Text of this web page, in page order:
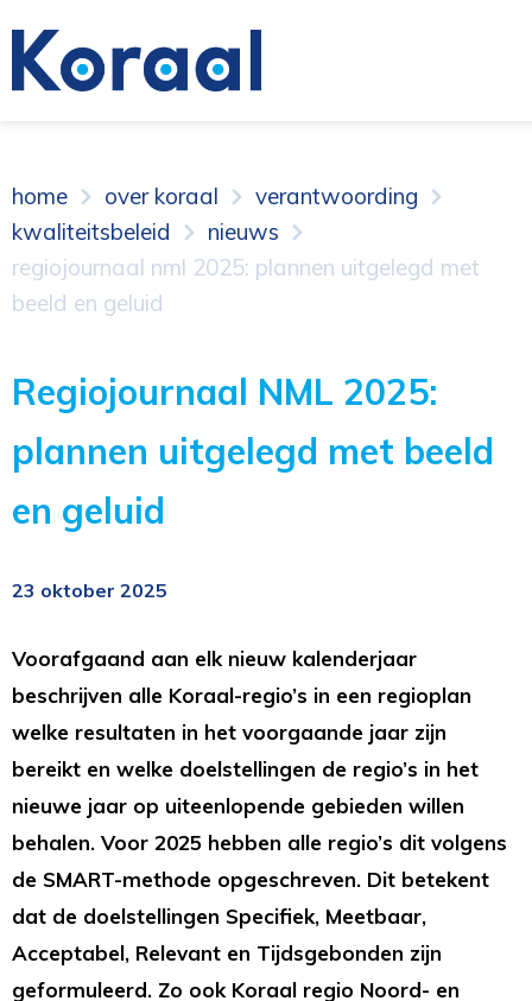
home over koraal
verantwoording
kwaliteitsbeleid
nieuws
regiojournaal nml 2025: plannen uitgelegd met
beeld en geluid
Regiojournaal NML 2025:
plannen uitgelegd met beeld
en geluid
23 oktober 2025
Voorafgaand aan elk nieuw kalenderjaar
beschrijven alle Koraal-regio’s in een regioplan
welke resultaten in het voorgaande jaar zijn
bereikt en welke doelstellingen de regio’s in het
nieuwe jaar op uiteenlopende gebieden willen
behalen. Voor 2025 hebben alle regio’s dit volgens
de SMART-methode opgeschreven. Dit betekent
dat de doelstellingen Specifiek, Meetbaar,
Acceptabel, Relevant en Tijdsgebonden zijn
geformuleerd. Zo ook Koraal regio Noord- en